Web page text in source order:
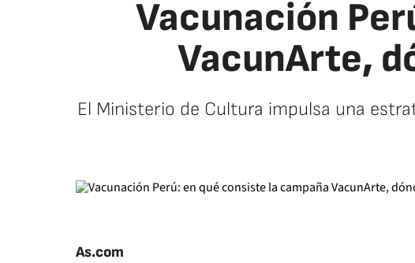
Vacunación
VacunArte,
El Ministerio de Cultura impulsa una
As.com